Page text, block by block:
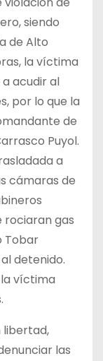
siendo
de Alto
la víctima
acudir al
por lo que la
de
Puyol.
a
cámaras de
rociaran gas
Tobar
detenido.
víctima
libertad,
las